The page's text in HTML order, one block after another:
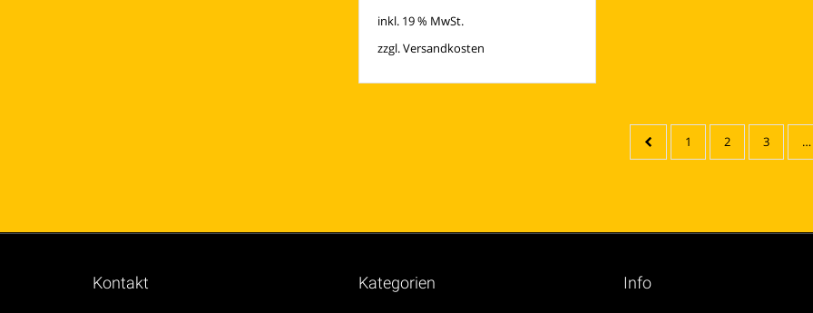
inkl. 19 % MwSt.
zzgl.Versandkosten
1 2 3 …
Kontakt Kategorien Info